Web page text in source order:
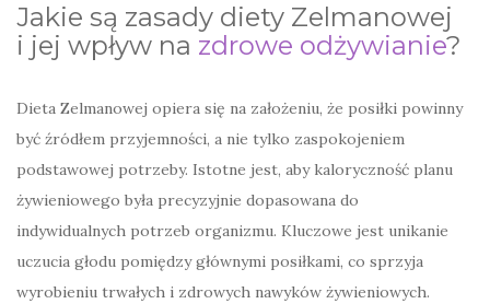
Jakie są zasady diety Zelmanowej
i jej wpływ na zdrowe odżywianie?
Dieta Zelmanowej opiera się na założeniu, że posiłki powinny
być źródłem przyjemności, a nie tylko zaspokojeniem
podstawowej potrzeby. Istotne jest, aby kaloryczność planu
żywieniowego była precyzyjnie dopasowana do
indywidualnych potrzeb organizmu. Kluczowe jest unikanie
uczucia głodu pomiędzy głównymi posiłkami, co sprzyja
wyrobieniu trwałych i zdrowych nawyków żywieniowych.